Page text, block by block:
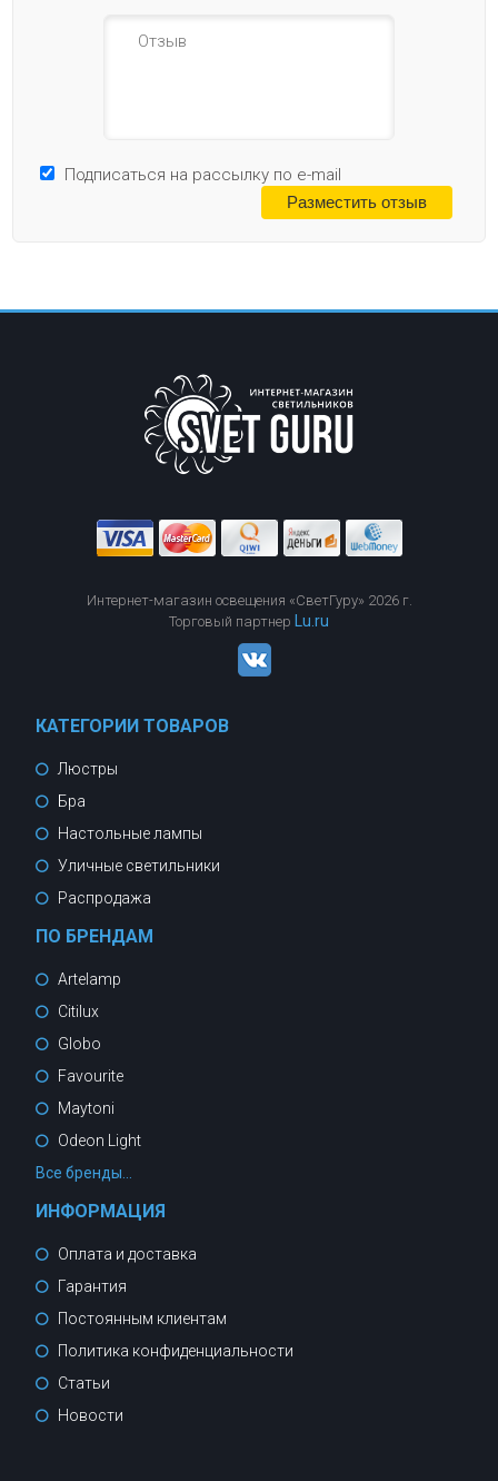
Подписаться на рассылку по e-mail
Интернет-магазин освещения «СветГуру» 2026 г.
Торговый партнер
Lu.ru
КАТЕГОРИИ ТОВАРОВ
Люстры
Бра
Настольные лампы
Уличные светильники
Распродажа
ПО БРЕНДАМ
Artelamp
Citilux
Globo
Favourite
Maytoni
Odeon Light
Все бренды...
ИНФОРМАЦИЯ
Оплата и доставка
Гарантия
Постоянным клиентам
Политика конфиденциальности
Статьи
Новости